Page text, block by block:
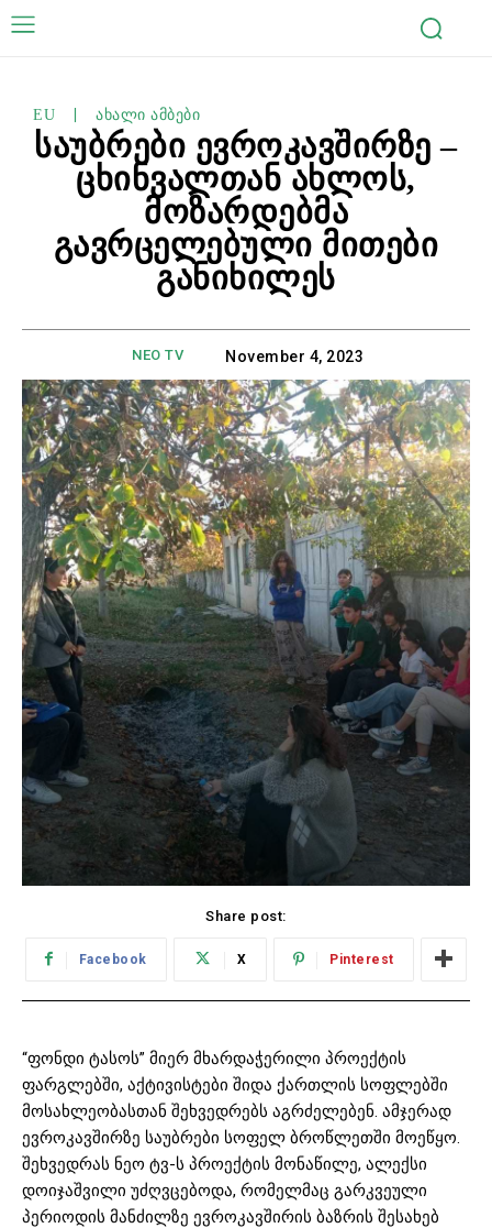
EU ახალი ამბები
საუბრები ევროკავშირზე –
ცხინვალთან ახლოს,
მოზარდებმა
გავრცელებული მითები
განიხილეს
NEO TV November 4, 2023
Share post:
Facebook X Pinterest
“ფონდი ტასოს” მიერ მხარდაჭერილი პროექტის
ფარგლებში, აქტივისტები შიდა ქართლის სოფლებში
მოსახლეობასთან შეხვედრებს აგრძელებენ. ამჯერად
ევროკავშირზე საუბრები სოფელ ბროწლეთში მოეწყო.
შეხვედრას ნეო ტვ-ს პროექტის მონაწილე, ალექსი
დოიჯაშვილი უძღვცებოდა, რომელმაც გარკვეული
პერიოდის მანძილზე ევროკავშირის ბაზრის შესახებ